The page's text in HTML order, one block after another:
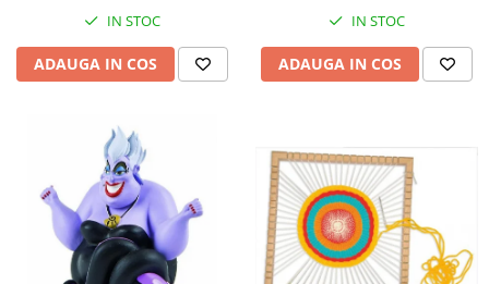
Proiector pentru copii
Caruseluri muzicale
Bucatarii pentru copii
Banc de lucru pentru copii
Papusi de mana
Casa de papusi
Bormasina magica
IN STOC
ADAUGA IN COS
IN STOC
ADAUGA IN COS